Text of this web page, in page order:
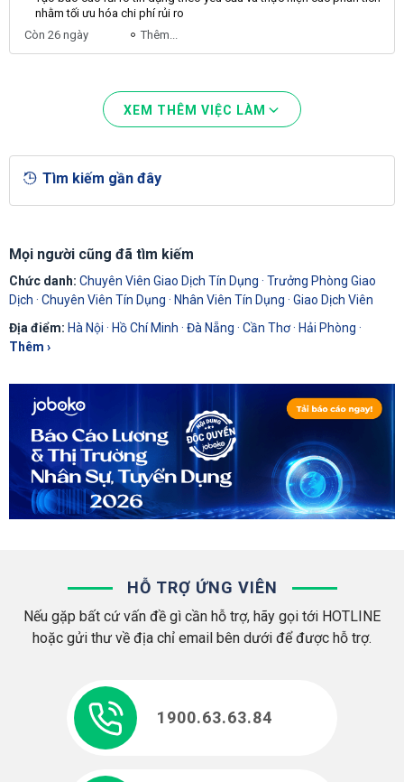
nhằm tối ưu hóa chi phí rủi ro
Còn 26 ngày
Thêm...
XEM THÊM VIỆC LÀM
Tìm kiếm gần đây
Mọi người cũng đã tìm kiếm
Chức danh: Chuyên Viên Giao Dịch Tín Dụng · Trưởng Phòng Giao
Dịch · Chuyên Viên Tín Dụng · Nhân Viên Tín Dụng · Giao Dịch Viên
Địa điểm: Hà Nội · Hồ Chí Minh · Đà Nẵng · Cần Thơ· Hải Phòng ·
Thêm ›
HỖ TRỢ ỨNG VIÊN
Nếu gặp bất cứ vấn đề gì cần hỗ trợ, hãy gọi tới HOTLINE
hoặc gửi thư về địa chỉ email bên dưới để được hỗ trợ.
1900.63.63.84